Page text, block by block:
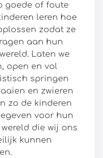
goede of foute
leren hoe
zodat ze
aan hun
Laten we
open en vol
springen
en zwieren
zo de kinderen
voor hun
die wij ons
kunnen